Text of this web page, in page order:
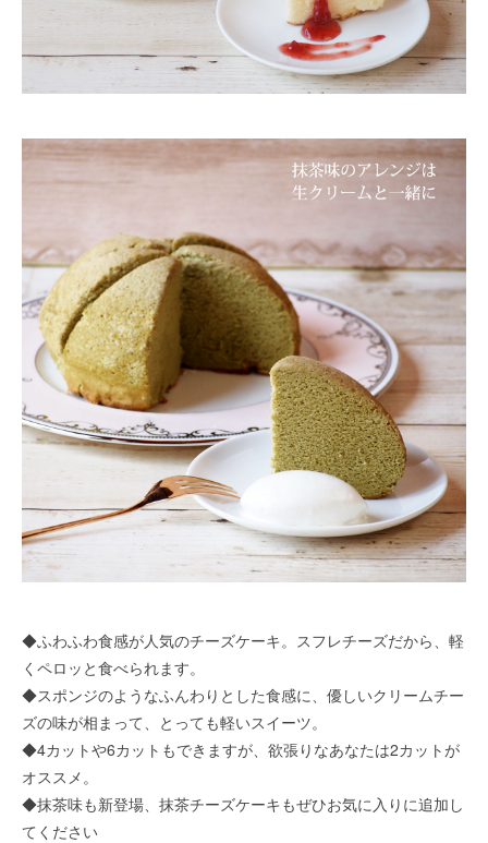
◆ふわふわ食感が人気のチーズケーキ。スフレチーズだから、軽
くペロッと食べられます。
◆スポンジのようなふんわりとした食感に、優しいクリームチー
ズの味が相まって、とっても軽いスイーツ。
◆4カットや6カットもできますが、欲張りなあなたは2カットが
オススメ。
◆抹茶味も新登場、抹茶チーズケーキもぜひお気に入りに追加し
てください